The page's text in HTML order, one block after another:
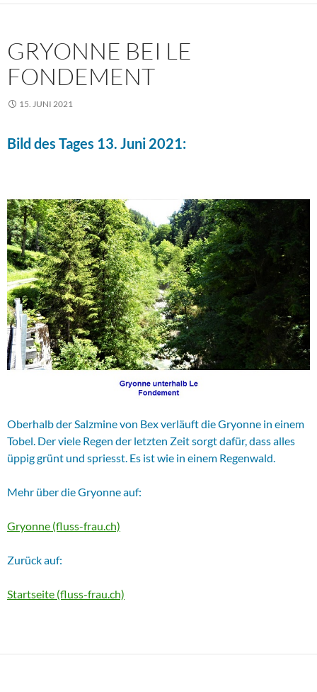
GRYONNE BEI LE
FONDEMENT
15. JUNI 2021
Bild des Tages 13. Juni 2021:
Oberhalb der Salzmine von Bex verläuft die Gryonne in einem
Tobel. Der viele Regen der letzten Zeit sorgt dafür, dass alles
üppig grünt und spriesst. Es ist wie in einem Regenwald.
Mehr über die Gryonne auf:
Gryonne (fluss-frau.ch)
Zurück auf:
Startseite (fluss-frau.ch)